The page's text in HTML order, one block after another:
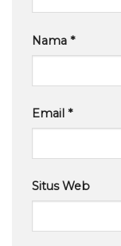
Nama *
Email *
Situs Web